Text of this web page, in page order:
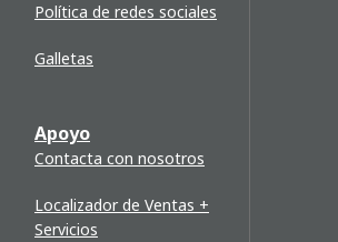
Política de redes sociales
Galletas
Apoyo
Contacta con nosotros
Localizador de Ventas +
Servicios